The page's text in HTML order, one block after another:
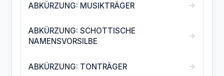
ABKÜRZUNG: MUSIKTRÄGER →
ABKÜRZUNG: SCHOTTISCHE
NAMENSVORSILBE
→
ABKÜRZUNG: TONTRÄGER →